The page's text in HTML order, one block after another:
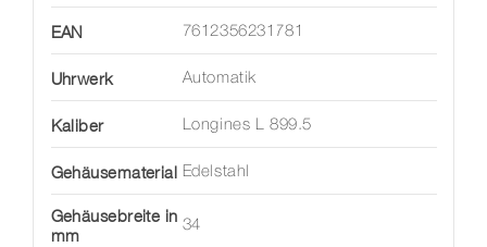
EAN 7612356231781
Uhrwerk Automatik
Kaliber Longines L 899.5
Gehäusematerial Edelstahl
Gehäusebreite in
mm
34